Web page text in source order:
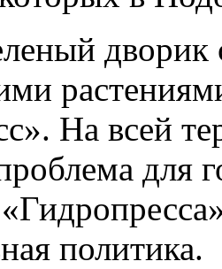
дворик
На всей
для
политика.